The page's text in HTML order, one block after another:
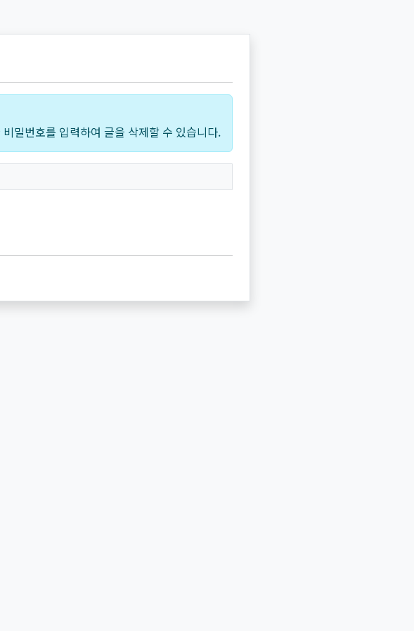
밀번호를 입력하여 글을 삭제할 수 있습니다.